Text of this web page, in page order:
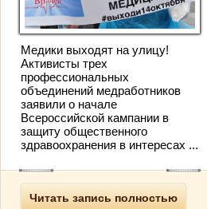
Медики выходят на улицу!
Активисты трех
профессиональных
объединений медработников
заявили о начале
Всероссийской кампании в
защиту общественного
здравоохранения в интересах ...
Читать запись полностью